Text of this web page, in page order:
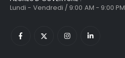
Lundi - Vendredi / 9:00 AM - 9:00 PM